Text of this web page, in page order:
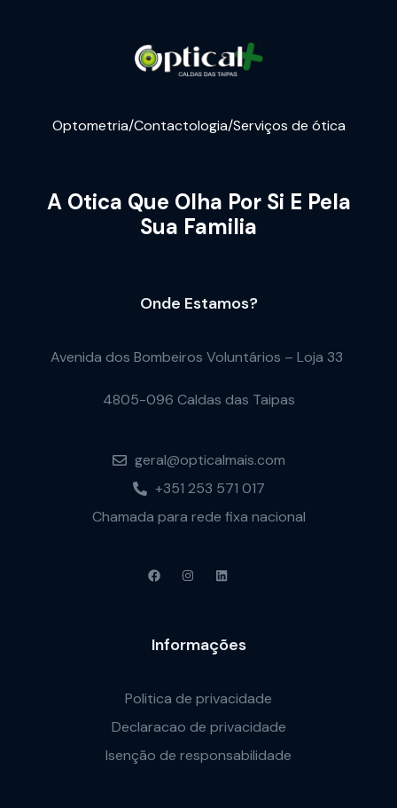
Optometria/Contactologia/Serviços de ótica
A Otica Que Olha Por Si E Pela
Sua Familia
Onde Estamos?
Avenida dos Bombeiros Voluntários – Loja 33
4805-096 Caldas das Taipas
geral@opticalmais.com
+351 253 571 017
Chamada para rede fixa nacional
Informações
Politica de privacidade
Declaracao de privacidade
Isenção de responsabilidade